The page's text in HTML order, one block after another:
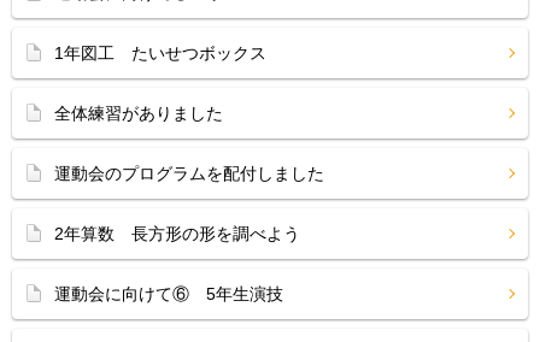
1年図工 たいせつボックス
全体練習がありました
運動会のプログラムを配付しました
2年算数 長方形の形を調べよう
運動会に向けて⑥ 5年生演技